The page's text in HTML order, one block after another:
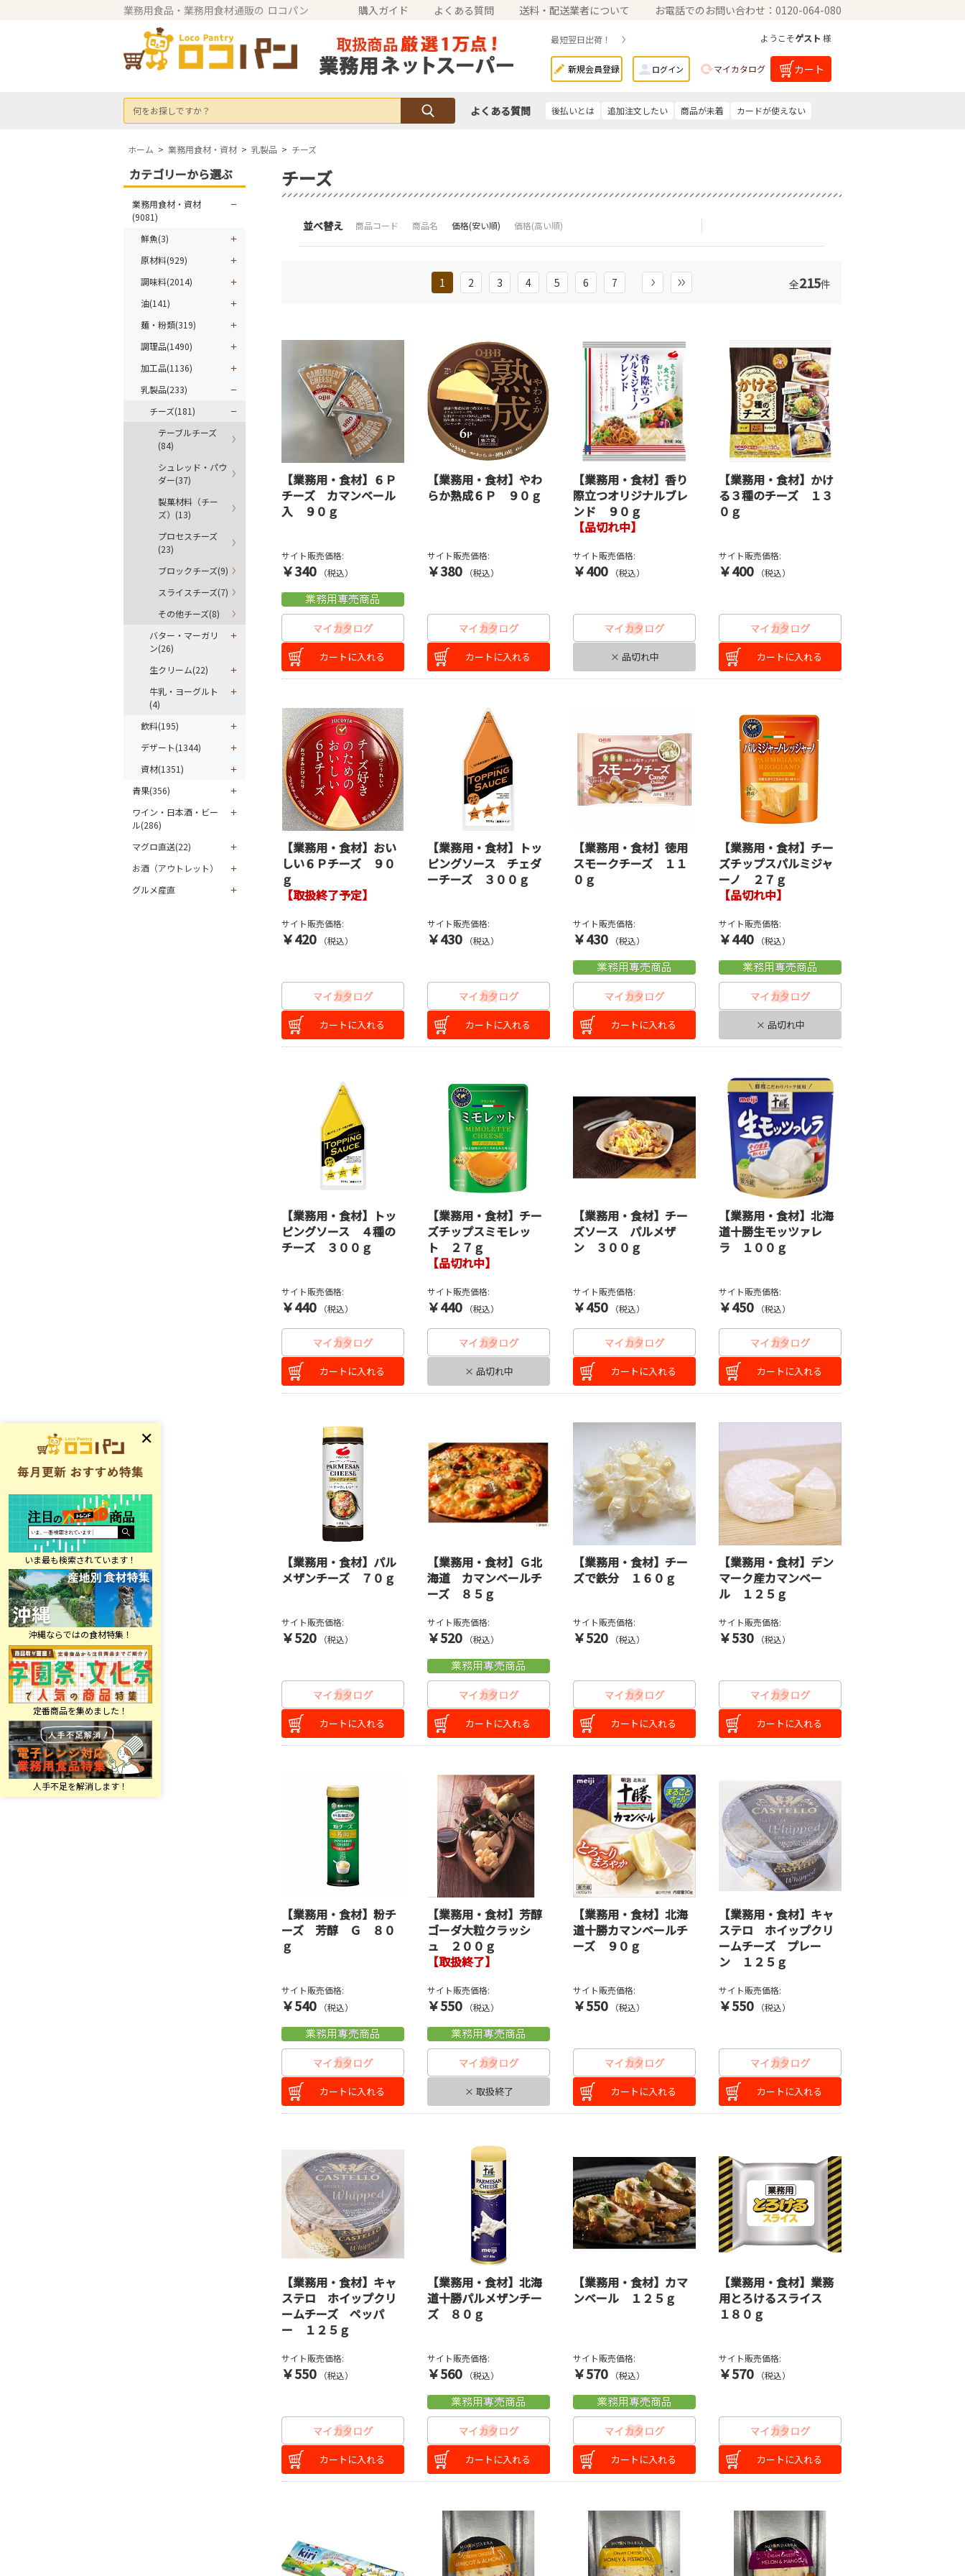
業務用食品・業務用食材通販の ロコパン 購入ガイド よくある質問 送料・配送業者について お電話でのお問い合わせ：0120-064-080
最短翌日出荷！ ようこそゲスト 様
新規会員登録 ログイン マイカタログ カート
何をお探しですか？ よくある質問 後払いとは 追加注文したい 商品が未着 カードが使えない
ホーム > 業務用食材・資材 > 乳製品 > チーズ
チーズ
並べ替え 商品コード 商品名 価格(安い順) 価格(高い順)
全215件
1 2 3 4 5 6 7
【業務用・食材】６Ｐ
チーズ カマンベール
入 ９０ｇ
サイト販売価格:
￥340 （税込）
カートに入れる
【業務用・食材】やわ
らか熟成６Ｐ ９０ｇ
サイト販売価格:
￥380 （税込）
カートに入れる
【業務用・食材】香り
際立つオリジナルブレ
ンド ９０ｇ
【品切れ中】
サイト販売価格:
￥400 （税込）
× 品切れ中
【業務用・食材】かけ
る３種のチーズ １３
０ｇ
サイト販売価格:
￥400 （税込）
カートに入れる
【業務用・食材】おい
しい６Ｐチーズ ９０
ｇ
【取扱終了予定】
サイト販売価格:
￥420 （税込）
カートに入れる
【業務用・食材】トッ
ピングソース チェダ
ーチーズ ３００ｇ
サイト販売価格:
￥430 （税込）
カートに入れる
【業務用・食材】徳用
スモークチーズ １１
０ｇ
サイト販売価格:
￥430 （税込）
カートに入れる
【業務用・食材】チー
ズチップスパルミジャ
ーノ ２７ｇ
【品切れ中】
サイト販売価格:
￥440 （税込）
× 品切れ中
【業務用・食材】トッ
ピングソース ４種の
チーズ ３００ｇ
サイト販売価格:
￥440 （税込）
カートに入れる
【業務用・食材】チー
ズチップスミモレッ
ト ２７ｇ
【品切れ中】
サイト販売価格:
￥440 （税込）
× 品切れ中
【業務用・食材】チー
ズソース パルメザ
ン ３００ｇ
サイト販売価格:
￥450 （税込）
カートに入れる
【業務用・食材】北海
道十勝生モッツァレ
ラ １００ｇ
サイト販売価格:
￥450 （税込）
カートに入れる
【業務用・食材】パル
メザンチーズ ７０ｇ
サイト販売価格:
￥520 （税込）
カートに入れる
【業務用・食材】Ｇ北
海道 カマンベールチ
ーズ ８５ｇ
サイト販売価格:
￥520 （税込）
カートに入れる
【業務用・食材】チー
ズで鉄分 １６０ｇ
サイト販売価格:
￥520 （税込）
カートに入れる
【業務用・食材】デン
マーク産カマンベー
ル １２５ｇ
サイト販売価格:
￥530 （税込）
カートに入れる
【業務用・食材】粉チ
ーズ 芳醇 Ｇ ８０
ｇ
サイト販売価格:
￥540 （税込）
カートに入れる
【業務用・食材】芳醇
ゴーダ大粒クラッシ
ュ ２００ｇ
【取扱終了】
サイト販売価格:
￥550 （税込）
× 取扱終了
【業務用・食材】北海
道十勝カマンベールチ
ーズ ９０ｇ
サイト販売価格:
￥550 （税込）
カートに入れる
【業務用・食材】キャ
ステロ ホイップクリ
ームチーズ プレー
ン １２５ｇ
サイト販売価格:
￥550 （税込）
カートに入れる
【業務用・食材】キャ
ステロ ホイップクリ
ームチーズ ペッパ
ー １２５ｇ
サイト販売価格:
￥550 （税込）
カートに入れる
【業務用・食材】北海
道十勝パルメザンチー
ズ ８０ｇ
サイト販売価格:
￥560 （税込）
カートに入れる
【業務用・食材】カマ
ンベール １２５ｇ
サイト販売価格:
￥570 （税込）
カートに入れる
【業務用・食材】業務
用とろけるスライス
１８０ｇ
サイト販売価格:
￥570 （税込）
カートに入れる
カテゴリーから選ぶ
業務用食材・資材
(9081)
鮮魚(3)
原材料(929)
調味料(2014)
油(141)
麺・粉類(319)
調理品(1490)
加工品(1136)
乳製品(233)
チーズ(181)
テーブルチーズ
(84)
シュレッド・パウ
ダー(37)
製菓材料（チー
ズ）(13)
プロセスチーズ
(23)
ブロックチーズ(9)
スライスチーズ(7)
その他チーズ(8)
バター・マーガリ
ン(26)
生クリーム(22)
牛乳・ヨーグルト
(4)
飲料(195)
デザート(1344)
資材(1351)
青果(356)
ワイン・日本酒・ビー
ル(286)
マグロ直送(22)
お酒（アウトレット）
グルメ産直